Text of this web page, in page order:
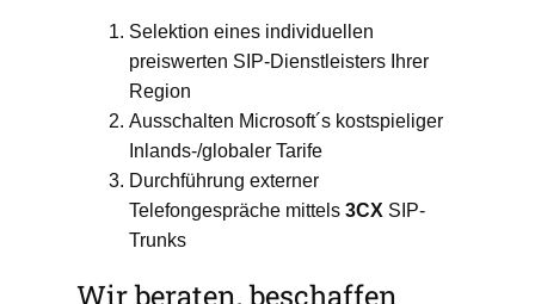
Selektion eines individuellen
preiswerten SIP-Dienstleisters Ihrer
Region
Ausschalten Microsoft´s kostspieliger
Inlands-/globaler Tarife
Durchführung externer
Telefongespräche mittels 3CX SIP-
Trunks
Wir beraten, beschaffen